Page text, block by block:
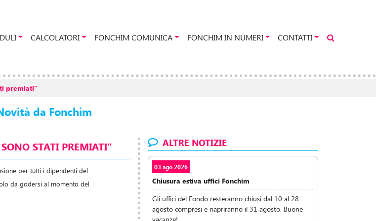
CALCOLATORI FONCHIM COMUNICA FONCHIM IN NUMERI CONTATTI
premiati”
da Fonchim
STATI PREMIATI”
per tutti i dipendenti del
da godersi al momento del
ALTRE NOTIZIE
03 ago 2026
Chiusura estiva uffici Fonchim
Gli uffici del Fondo resteranno chiusi dal 10 al 28
agosto compresi e riapriranno il 31 agosto. Buone